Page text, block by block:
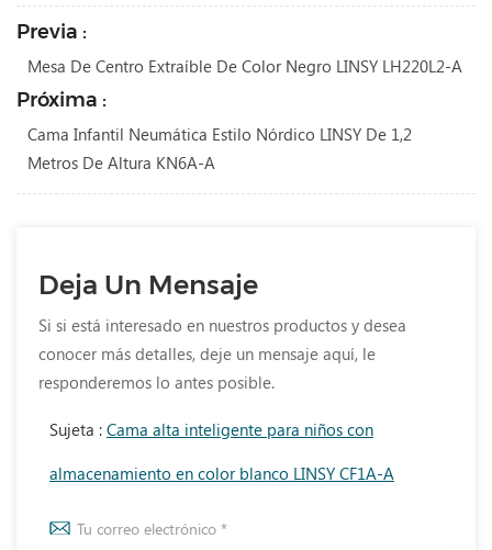
Previa :
Mesa De Centro Extraíble De Color Negro LINSY LH220L2-A
Próxima :
Cama Infantil Neumática Estilo Nórdico LINSY De 1,2
Metros De Altura KN6A-A
Deja Un Mensaje
Si si está interesado en nuestros productos y desea
conocer más detalles, deje un mensaje aquí, le
responderemos lo antes posible.
Sujeta : Cama alta inteligente para niños con
almacenamiento en color blanco LINSY CF1A-A